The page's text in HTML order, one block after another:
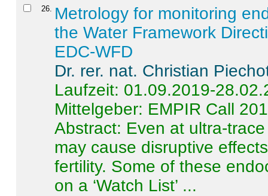
26. Metrology for monitoring
the Water Framework
EDC-WFD
Dr. rer. nat. Christian
Laufzeit: 01.09.2019-
Mittelgeber: EMPIR Call
Abstract: Even at ultra-
may cause disruptive
fertility. Some of these
on a ‘Watch List’ ...